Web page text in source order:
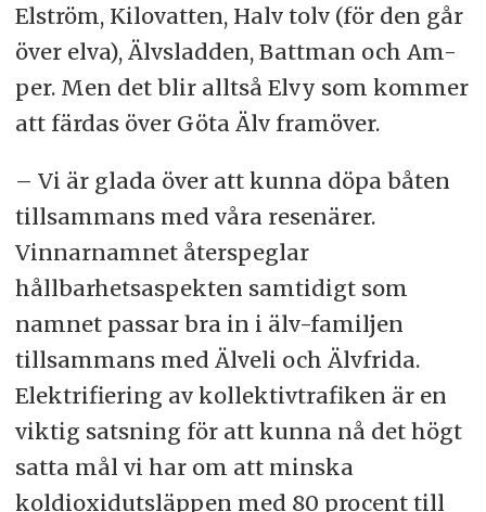
Elström, Kilovatten, Halv tolv (för den går
över elva), Älvsladden, Battman och Am-
per. Men det blir alltså Elvy som kommer
att färdas över Göta Älv framöver.
– Vi är glada över att kunna döpa båten
tillsammans med våra resenärer.
Vinnarnamnet återspeglar
hållbarhetsaspekten samtidigt som
namnet passar bra in i älv-familjen
tillsammans med Älveli och Älvfrida.
Elektrifiering av kollektivtrafiken är en
viktig satsning för att kunna nå det högt
satta mål vi har om att minska
koldioxidutsläppen med 80 procent till